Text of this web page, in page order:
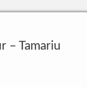
– Tamariu